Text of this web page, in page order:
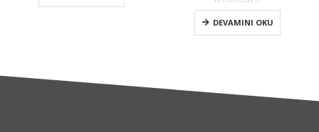
05 üzerinden
DEVAMINI OKU